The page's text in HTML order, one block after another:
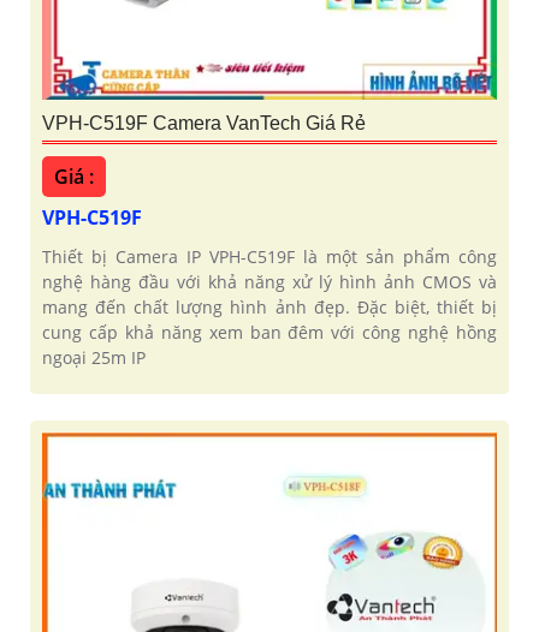
VPH-C519F Camera VanTech Giá Rẻ
Giá :
VPH-C519F
Thiết bị Camera IP VPH-C519F là một sản phẩm công
nghệ hàng đầu với khả năng xử lý hình ảnh CMOS và
mang đến chất lượng hình ảnh đẹp. Đặc biệt, thiết bị
cung cấp khả năng xem ban đêm với công nghệ hồng
ngoại 25m IP